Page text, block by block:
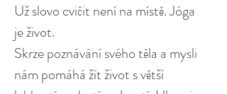
Už slovo cvičit není na místě. Jóga
je život.
Skrze poznávání svého těla a mysli
nám pomáhá žít život s větší